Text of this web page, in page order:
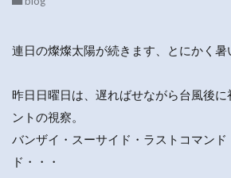
連日の燦燦太陽が続きます、とにかく暑
昨日日曜日は、遅ればせながら台風後に
ントの視察。
バンザイ・スーサイド・ラストコマンド
ド・・・